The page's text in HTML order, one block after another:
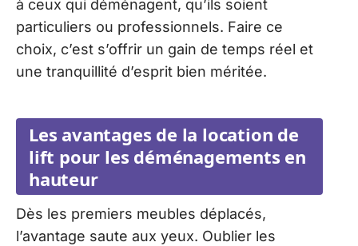
à ceux qui déménagent, qu’ils soient
particuliers ou professionnels. Faire ce
choix, c’est s’offrir un gain de temps réel et
une tranquillité d’esprit bien méritée.
Les avantages de la location de
lift pour les déménagements en
hauteur
Dès les premiers meubles déplacés,
l’avantage saute aux yeux. Oublier les